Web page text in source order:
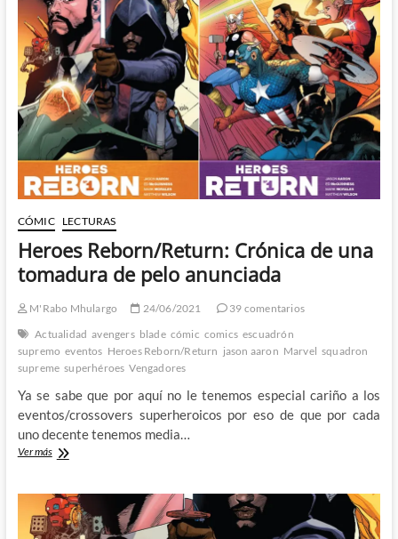
la
calavera
Castigador…
CÓMIC LECTURAS
Heroes Reborn/Return: Crónica de una
tomadura de pelo anunciada
M'Rabo Mhulargo 24/06/2021
39 comentarios
Actualidad avengers blade cómic comics escuadrón
supremo eventos Heroes Reborn/Return jason aaron Marvel squadron
supreme superhéroes Vengadores
Ya se sabe que por aquí no le tenemos especial cariño a los
eventos/crossovers superheroicos por eso de que por cada
uno decente tenemos media…
Ver másHeroes
de
una
tomadura